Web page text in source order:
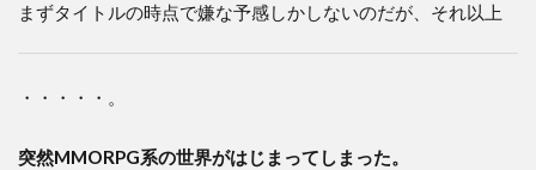
まずタイトルの時点で嫌な予感しかしないのだが、それ以上
・・・・・。
突然MMORPG系の世界がはじまってしまった。